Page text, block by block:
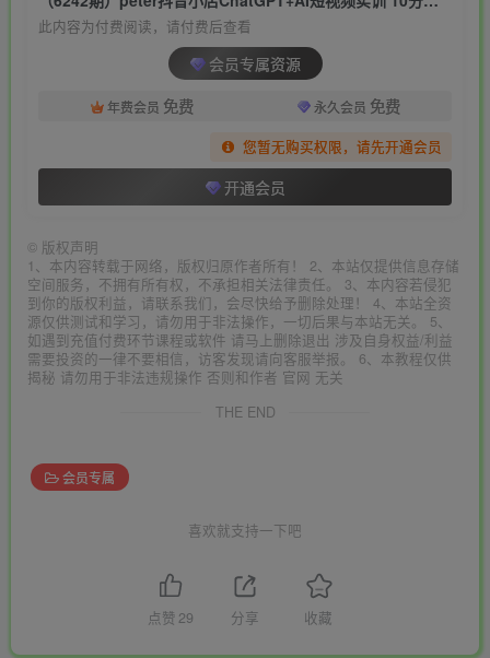
此内容为付费阅读，请付费后查看
会员专属资源
年费会员 免费 永久会员 免费
您暂无购买权限，请先开通会员
开通会员
© 版权声明
1、本内容转载于网络，版权归原作者所有！ 2、本站仅提供信息存储
空间服务，不拥有所有权，不承担相关法律责任。 3、本内容若侵犯
到你的版权利益，请联系我们，会尽快给予删除处理！ 4、本站全资
源仅供测试和学习，请勿用于非法操作，一切后果与本站无关。 5、
如遇到充值付费环节课程或软件 请马上删除退出 涉及自身权益/利益
需要投资的一律不要相信，访客发现请向客服举报。 6、本教程仅供
揭秘 请勿用于非法违规操作 否则和作者 官网 无关
THE END
会员专属
喜欢就支持一下吧
点赞 29 分享 收藏